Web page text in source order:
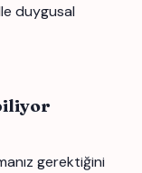
duygusal
gerektiğini